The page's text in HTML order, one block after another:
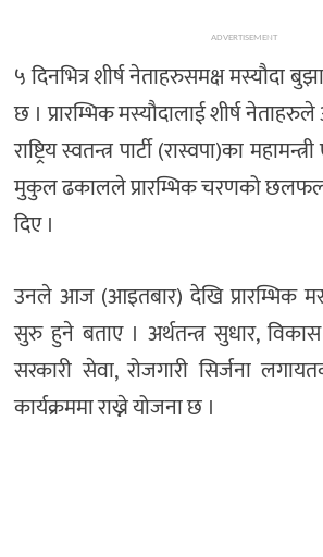
ADVERTISEMENT
५ दिनभित्र शीर्ष नेताहरुसमक्ष मस्यौदा
छ । प्रारम्भिक मस्यौदालाई शीर्ष
राष्ट्रिय स्वतन्त्र पार्टी (रास्वपा)का
मुकुल ढकालले प्रारम्भिक चरणको
दिए ।
उनले आज (आइतबार) देखि प्रारम्भिक
सुरु हुने बताए । अर्थतन्त्र सुधार, विकास
सरकारी सेवा, रोजगारी सिर्जना
कार्यक्रममा राख्ने योजना छ ।